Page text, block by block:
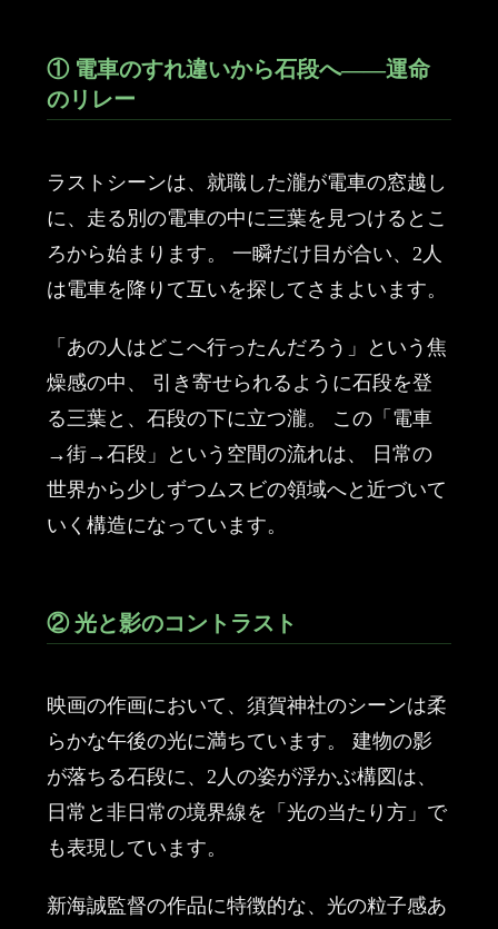
① 電車のすれ違いから石段へ——運命
のリレー
ラストシーンは、就職した瀧が電車の窓越し
に、走る別の電車の中に三葉を見つけるとこ
ろから始まります。 一瞬だけ目が合い、2人
は電車を降りて互いを探してさまよいます。
「あの人はどこへ行ったんだろう」という焦
燥感の中、 引き寄せられるように石段を登
る三葉と、石段の下に立つ瀧。 この「電車
→街→石段」という空間の流れは、 日常の
世界から少しずつムスビの領域へと近づいて
いく構造になっています。
② 光と影のコントラスト
映画の作画において、須賀神社のシーンは柔
らかな午後の光に満ちています。 建物の影
が落ちる石段に、2人の姿が浮かぶ構図は、
日常と非日常の境界線を「光の当たり方」で
も表現しています。
新海誠監督の作品に特徴的な、光の粒子感あ